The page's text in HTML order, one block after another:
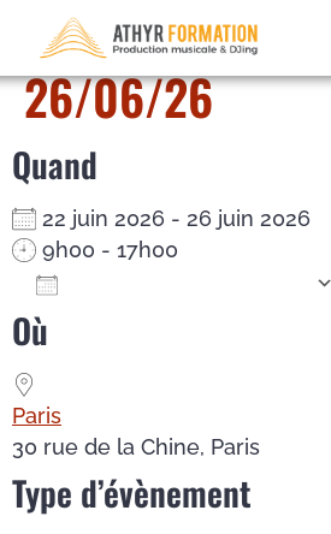
Mixage – du
26/06/26
Quand
22 juin 2026 - 26 juin 2026
9h00 - 17h00
Où
Paris
30 rue de la Chine, Paris
Type d’évènement